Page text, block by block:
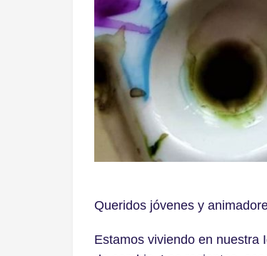
Queridos jóvenes y
Estamos viviendo en nuestra